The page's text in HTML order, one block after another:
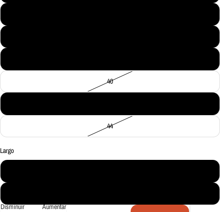
40
44
Largo
Disminuir
Aumentar